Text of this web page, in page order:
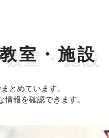
室・施設
とめています。
報を確認できます。